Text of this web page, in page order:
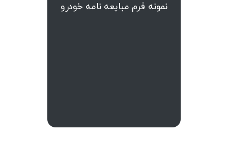
نمونه فرم مبایعه نامه خودرو